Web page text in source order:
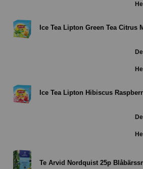
Ice Tea Lipton Green Tea Citrus
Ice Tea Lipton Hibiscus
Te Arvid Nordquist 25p